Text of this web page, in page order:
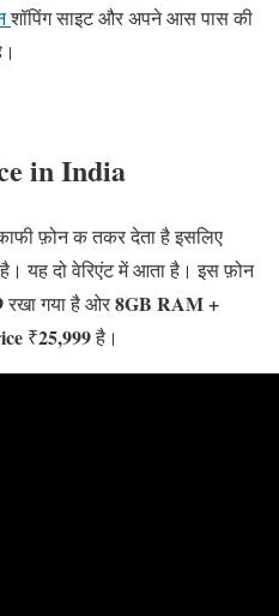
शॉपिंग साइट और अपने आस पास की
in India
फ़ोन क तकर देता है इसलिए
है। यह दो वेरिएंट में आता है। इस फ़ोन
रखा गया है ओर8GB RAM +
₹25,999है।